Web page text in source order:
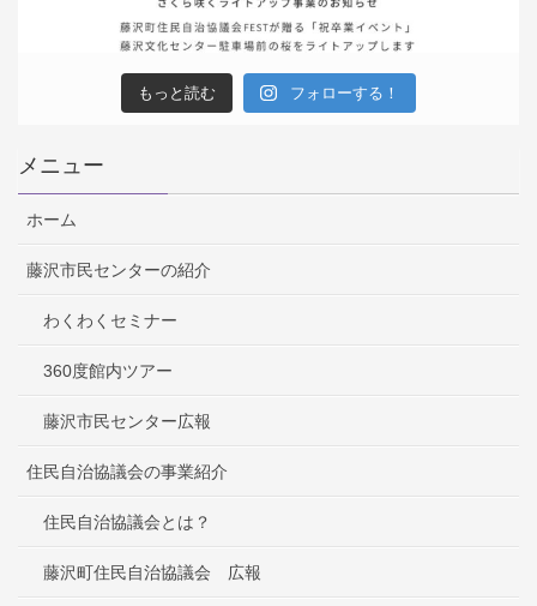
もっと読む フォローする！
メニュー
ホーム
藤沢市民センターの紹介
わくわくセミナー
360度館内ツアー
藤沢市民センター広報
住民自治協議会の事業紹介
住民自治協議会とは？
藤沢町住民自治協議会 広報